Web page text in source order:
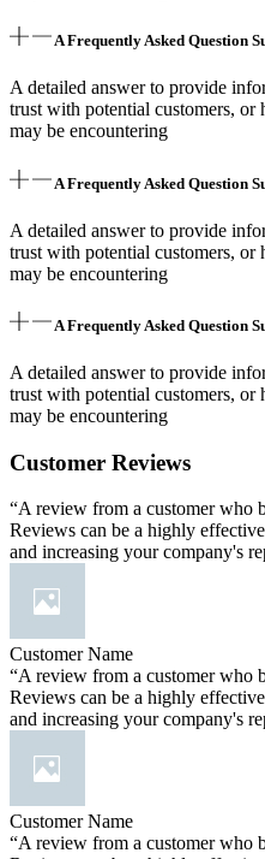
A Frequently Asked Question
A detailed answer to provide
trust with potential customers,
may be encountering
A Frequently Asked Question
A detailed answer to provide
trust with potential customers,
may be encountering
A Frequently Asked Question
A detailed answer to provide
trust with potential customers,
may be encountering
Customer Reviews
“A review from a customer who
Reviews can be a highly
and increasing your company's
Customer Name
“A review from a customer who
Reviews can be a highly
and increasing your company's
Customer Name
“A review from a customer who